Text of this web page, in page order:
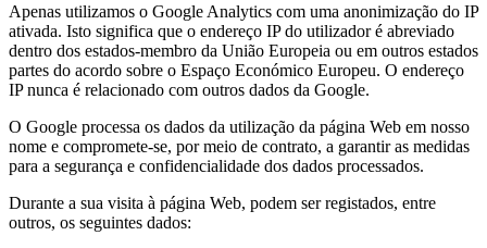
Apenas utilizamos o Google Analytics com uma anonimização do IP
ativada. Isto significa que o endereço IP do utilizador é abreviado
dentro dos estados-membro da União Europeia ou em outros estados
partes do acordo sobre o Espaço Económico Europeu. O endereço
IP nunca é relacionado com outros dados da Google.
O Google processa os dados da utilização da página Web em nosso
nome e compromete-se, por meio de contrato, a garantir as medidas
para a segurança e confidencialidade dos dados processados.
Durante a sua visita à página Web, podem ser registados, entre
outros, os seguintes dados: